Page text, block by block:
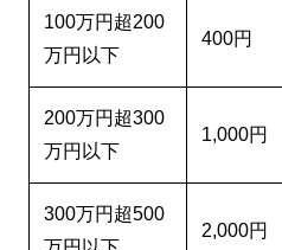
100万円超200
万円以下
400円
200万円超300
万円以下
1,000円
300万円超500
2,000円